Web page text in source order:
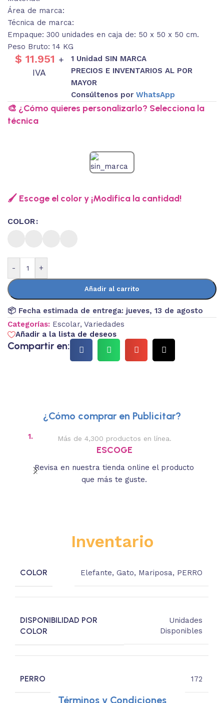
Área de marca:
Técnica de marca:
Empaque: 300 unidades en caja de: 50 x 50 x 50 cm.
Peso Bruto: 14 KG
$ 11.951 +
IVA
1 Unidad SIN MARCA
PRECIOS E INVENTARIOS AL POR
MAYOR
Consúltenos porWhatsApp
🎨 ¿Cómo quieres personalizarlo? Selecciona la
técnica
🖌️ Escoge el color y ¡Modifica la cantidad!
COLOR
- +
Añadir al carrito
📦 Fecha estimada de entrega: jueves, 13 de agosto
Categorías: Escolar, Variedades
Añadir a la lista de deseos
Compartir en:
¿Cómo comprar en Publicitar?
1. Más de 4,300 productos en línea.
ESCOGE
Revisa en nuestra tienda online el producto
que más te guste.
Inventario
COLOR Elefante,Gato, Mariposa, PERRO
DISPONIBILIDAD POR
COLOR
Unidades
Disponibles
PERRO 172
Términos y Condiciones